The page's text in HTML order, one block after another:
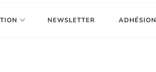
NEWSLETTER ADHÉSION